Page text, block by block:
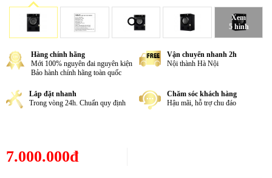
Xem
5 hình
Hàng chính hãng
Mới 100% nguyên đai nguyên kiện
Bảo hành chính hãng toàn quốc
Vận chuyển nhanh 2h
Nội thành Hà Nội
Lắp đặt nhanh
Trong vòng 24h. Chuẩn quy định
Chăm sóc khách hàng
Hậu mãi, hỗ trợ chu đáo
7.000.000đ